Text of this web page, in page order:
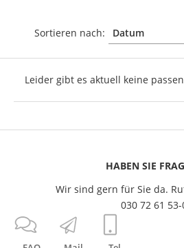
Sortieren nach:
Leider gibt es aktuell keine
HABEN SIE
Wir sind gern für Sie da.
030 72 61 53-